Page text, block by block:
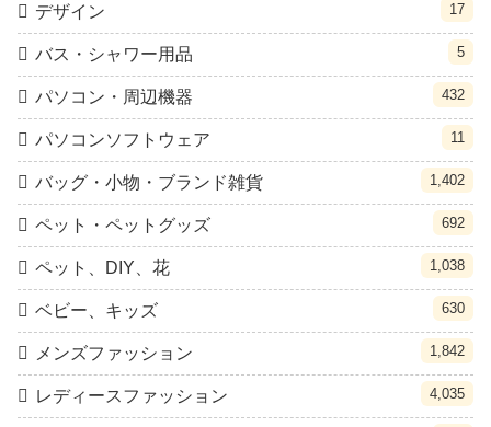
デザイン 17
バス・シャワー用品 5
パソコン・周辺機器 432
パソコンソフトウェア 11
バッグ・小物・ブランド雑貨 1,402
ペット・ペットグッズ 692
ペット、DIY、花 1,038
ベビー、キッズ 630
メンズファッション 1,842
レディースファッション 4,035